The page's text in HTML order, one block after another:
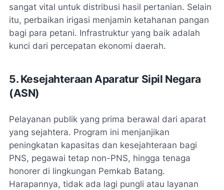
sangat vital untuk distribusi hasil pertanian. Selain
itu, perbaikan irigasi menjamin ketahanan pangan
bagi para petani. Infrastruktur yang baik adalah
kunci dari percepatan ekonomi daerah.
5. Kesejahteraan Aparatur Sipil Negara
(ASN)
Pelayanan publik yang prima berawal dari aparat
yang sejahtera. Program ini menjanjikan
peningkatan kapasitas dan kesejahteraan bagi
PNS, pegawai tetap non-PNS, hingga tenaga
honorer di lingkungan Pemkab Batang.
Harapannya, tidak ada lagi pungli atau layanan